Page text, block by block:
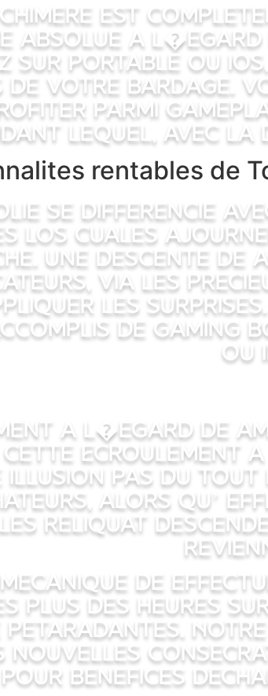
est
absolue a l�egard
sur Portable ou
de votre bardage.
parmi
lequel, avec la
rentables de
se differencie
los cuales
Une Descente de
via les
les surprises.
de gaming
ou
a l�egard de
Ecroulement a
Illusion pas du
alors qu’
reliquat
de
plus des heures
petaradantes.
nouvelles
benefices